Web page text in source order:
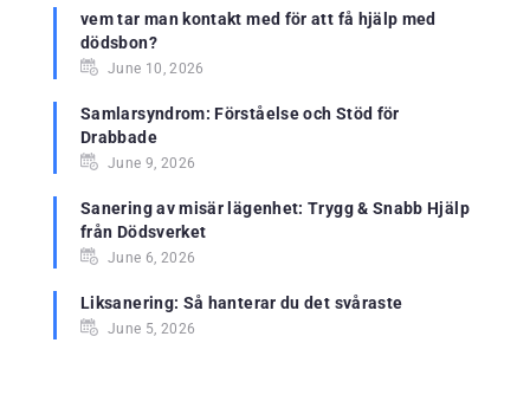
vem tar man kontakt med för att få hjälp med
dödsbon?
June 10, 2026
Samlarsyndrom: Förståelse och Stöd för
Drabbade
June 9, 2026
Sanering av misär lägenhet: Trygg & Snabb Hjälp
från Dödsverket
June 6, 2026
Liksanering: Så hanterar du det svåraste
June 5, 2026